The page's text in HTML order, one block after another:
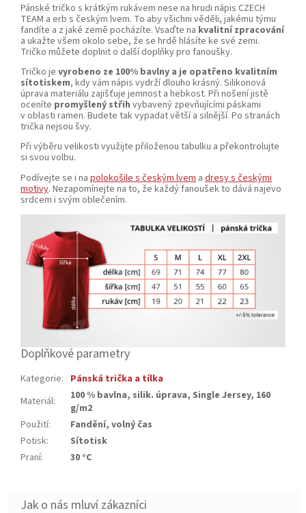
Pánské tričko s krátkým rukávem nese na hrudi nápis CZECH
TEAM a erb s českým lvem. To aby všichni věděli, jakému týmu
fandíte a z jaké země pocházíte. Vsaďte na kvalitní zpracování
a ukažte všem okolo sebe, že se hrdě hlásíte ke své zemi.
Tričko můžete doplnit o další doplňky pro fanoušky.
Tričko je vyrobeno ze 100% bavlny a je opatřeno kvalitním
sítotiskem, kdy vám nápis vydrží dlouho krásný. Silikonová
úprava materiálu zajišťuje jemnost a hebkost. Při nošení jistě
oceníte promyšlený střih vybavený zpevňujícími páskami
v oblasti ramen. Budete tak vypadat větší a silnější. Po stranách
trička nejsou švy.
Při výběru velikosti využijte přiloženou tabulku a překontrolujte
si svou volbu.
Podívejte se i na polokošile s českým lvem a dresy s českými
motivy. Nezapomínejte na to, že každý fanoušek to dává najevo
srdcem i svým oblečením.
Doplňkové parametry
Kategorie: Pánská trička a tílka
Materiál:
100 % bavlna, silik. úprava, Single Jersey, 160
g/m2
Použití:
Fandění, volný čas
Potisk:
Sítotisk
Praní: 30 °C